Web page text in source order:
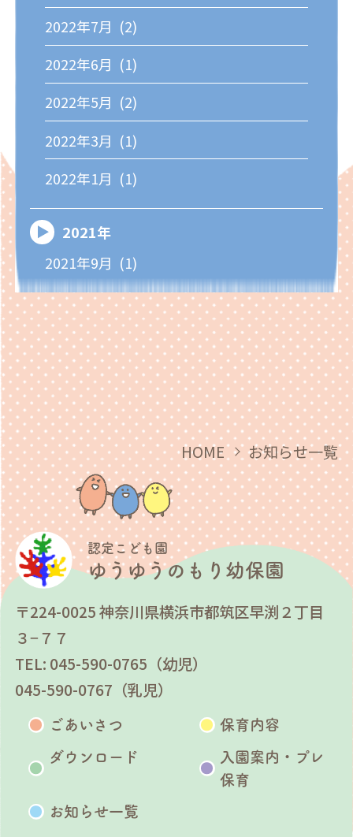
2022年7月 (2)
2022年6月 (1)
2022年5月 (2)
2022年3月 (1)
2022年1月 (1)
2021年
2021年9月 (1)
HOME お知らせ一覧
認定こども園
ゆうゆうのもり幼保園
〒224-0025 神奈川県横浜市都筑区早渕２丁目
３−７７
TEL: 045-590-0765（幼児）
045-590-0767（乳児）
ごあいさつ 保育内容
ダウンロード
入園案内・プレ
保育
お知らせ一覧